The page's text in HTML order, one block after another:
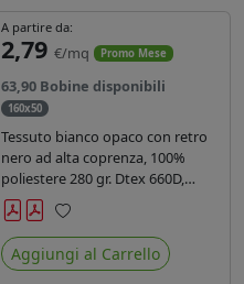
A partire da:
2,79 €/mq Promo Mese
63,90 Bobine disponibili
160x50
Tessuto bianco opaco con retro
nero ad alta coprenza, 100%
poliestere 280 gr. Dtex 660D,
idrorepellente, adatto alla stampa
sublimatica indiretta. Ideale per
tende ,coperture gazebo, prodotti
gonfiabili o cuscini di
Preferiti
Aggiungi al Carrello